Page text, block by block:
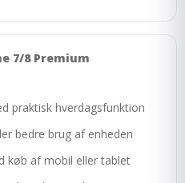
7/8 Premium
praktisk hverdagsfunktion
bedre brug af enheden
køb af mobil eller tablet